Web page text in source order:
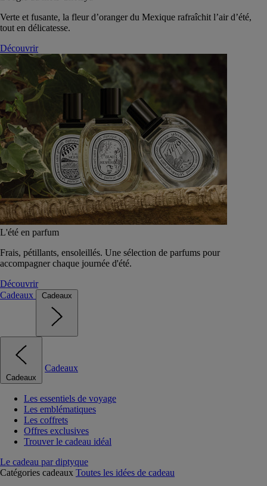
Verte et fusante, la fleur d’oranger du Mexique rafraîchit l’air d’été,
tout en délicatesse.
Découvrir
L'été en parfum
Frais, pétillants, ensoleillés. Une sélection de parfums pour
accompagner chaque journée d'été.
Découvrir
Cadeaux
Cadeaux
Cadeaux
Cadeaux
Les essentiels de voyage
Les emblématiques
Les coffrets
Offres exclusives
Trouver le cadeau idéal
Le cadeau par diptyque
Catégories cadeaux Toutes les idées de cadeau